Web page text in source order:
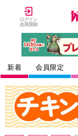
ログイン
会員登録
新着 会員限定